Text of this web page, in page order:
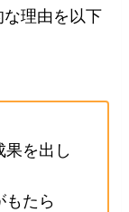
理由を以下
果を出し
もたら